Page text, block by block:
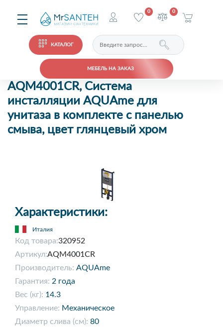
КАТАЛОГ
МЕБЕЛЬ НА ЗАКАЗ
0 0
AQM4001CR, Система
инсталляции AQUAme для
унитаза в комплекте с панелью
смыва, цвет глянцевый хром
Характеристики:
Италия
Код товара:320952
Артикул:AQM4001CR
Производитель: AQUAme
Гарантия: 2 года
Вес (кг): 14.3
Управление: Механическое
Диаметр слива (см): 80